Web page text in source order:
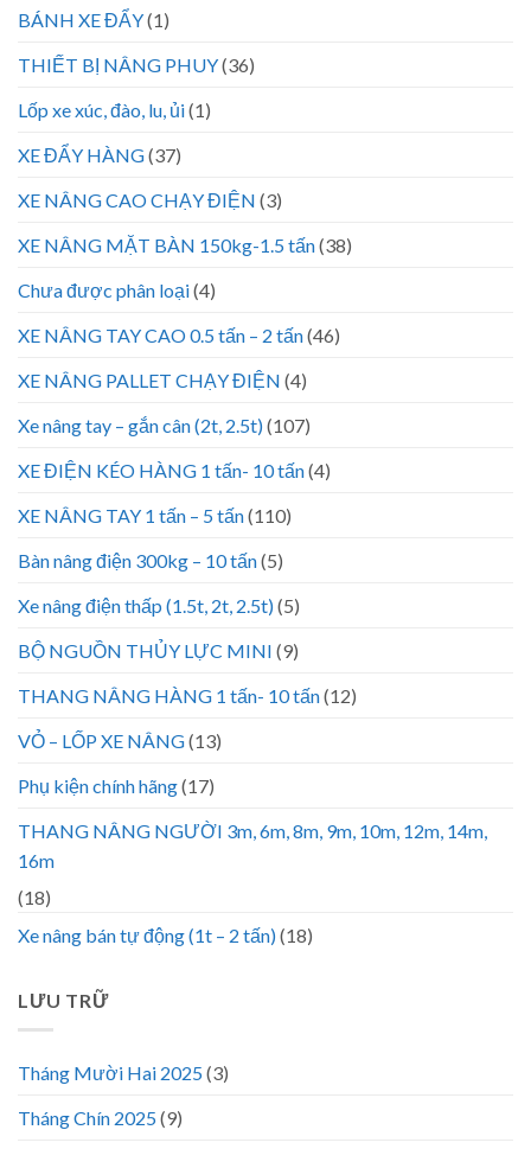
BÁNH XE ĐẨY(1)
THIẾT BỊ NÂNG PHUY(36)
Lốp xe xúc, đào, lu, ủi(1)
XE ĐẨY HÀNG(37)
XE NÂNG CAO CHẠY ĐIỆN (3)
XE NÂNG MẶT BÀN 150kg-1.5 tấn(38)
Chưa được phân loại(4)
XE NÂNG TAY CAO 0.5 tấn – 2 tấn(46)
XE NÂNG PALLET CHẠY ĐIỆN (4)
Xe nâng tay – gắn cân (2t, 2.5t)(107)
XE ĐIỆN KÉO HÀNG 1 tấn- 10 tấn(4)
XE NÂNG TAY 1 tấn – 5 tấn(110)
Bàn nâng điện 300kg – 10 tấn(5)
Xe nâng điện thấp (1.5t, 2t, 2.5t)(5)
BỘ NGUỒN THỦY LỰC MINI (9)
THANG NÂNG HÀNG 1 tấn- 10 tấn(12)
VỎ – LỐP XE NÂNG(13)
Phụ kiện chính hãng(17)
THANG NÂNG NGƯỜI 3m, 6m, 8m, 9m, 10m, 12m, 14m,
16m
(18)
Xe nâng bán tự động (1t – 2 tấn)(18)
LƯU TRỮ
Tháng Mười Hai 2025(3)
Tháng Chín 2025(9)